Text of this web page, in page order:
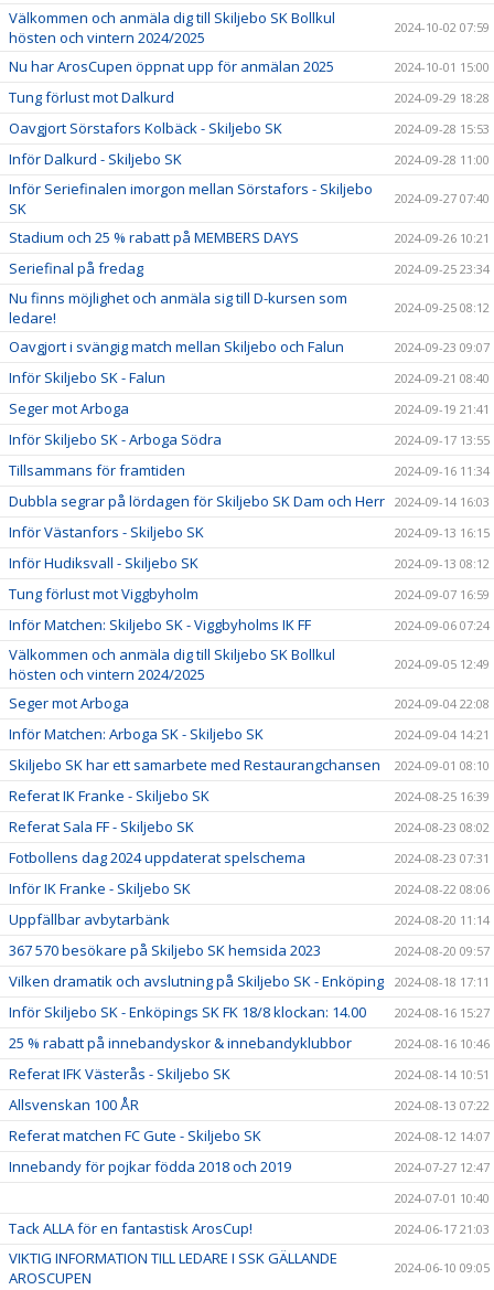
Välkommen och anmäla dig till Skiljebo SK Bollkul
hösten och vintern 2024/2025
2024-10-02 07:59
Nu har ArosCupen öppnat upp för anmälan 2025 2024-10-01 15:00
Tung förlust mot Dalkurd 2024-09-29 18:28
Oavgjort Sörstafors Kolbäck - Skiljebo SK 2024-09-28 15:53
Inför Dalkurd - Skiljebo SK 2024-09-28 11:00
Inför Seriefinalen imorgon mellan Sörstafors - Skiljebo
SK
2024-09-27 07:40
Stadium och 25 % rabatt på MEMBERS DAYS 2024-09-26 10:21
Seriefinal på fredag 2024-09-25 23:34
Nu finns möjlighet och anmäla sig till D-kursen som
ledare!
2024-09-25 08:12
Oavgjort i svängig match mellan Skiljebo och Falun 2024-09-23 09:07
Inför Skiljebo SK - Falun 2024-09-21 08:40
Seger mot Arboga 2024-09-19 21:41
Inför Skiljebo SK - Arboga Södra 2024-09-17 13:55
Tillsammans för framtiden 2024-09-16 11:34
Dubbla segrar på lördagen för Skiljebo SK Dam och Herr 2024-09-14 16:03
Inför Västanfors - Skiljebo SK 2024-09-13 16:15
Inför Hudiksvall - Skiljebo SK 2024-09-13 08:12
Tung förlust mot Viggbyholm 2024-09-07 16:59
Inför Matchen: Skiljebo SK - Viggbyholms IK FF 2024-09-06 07:24
Välkommen och anmäla dig till Skiljebo SK Bollkul
hösten och vintern 2024/2025
2024-09-05 12:49
Seger mot Arboga 2024-09-04 22:08
Inför Matchen: Arboga SK - Skiljebo SK 2024-09-04 14:21
Skiljebo SK har ett samarbete med Restaurangchansen 2024-09-01 08:10
Referat IK Franke - Skiljebo SK 2024-08-25 16:39
Referat Sala FF - Skiljebo SK 2024-08-23 08:02
Fotbollens dag 2024 uppdaterat spelschema 2024-08-23 07:31
Inför IK Franke - Skiljebo SK 2024-08-22 08:06
Uppfällbar avbytarbänk 2024-08-20 11:14
367 570 besökare på Skiljebo SK hemsida 2023 2024-08-20 09:57
Vilken dramatik och avslutning på Skiljebo SK - Enköping 2024-08-18 17:11
Inför Skiljebo SK - Enköpings SK FK 18/8 klockan: 14.00 2024-08-16 15:27
25 % rabatt på innebandyskor & innebandyklubbor 2024-08-16 10:46
Referat IFK Västerås - Skiljebo SK 2024-08-14 10:51
Allsvenskan 100 ÅR 2024-08-13 07:22
Referat matchen FC Gute - Skiljebo SK 2024-08-12 14:07
Innebandy för pojkar födda 2018 och 2019
2024-07-27 12:47
2024-07-01 10:40
Tack ALLA för en fantastisk ArosCup! 2024-06-17 21:03
VIKTIG INFORMATION TILL LEDARE I SSK GÄLLANDE
AROSCUPEN
2024-06-10 09:05